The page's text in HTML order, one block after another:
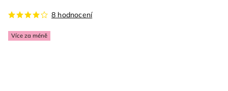
Více za méně
8 hodnocení